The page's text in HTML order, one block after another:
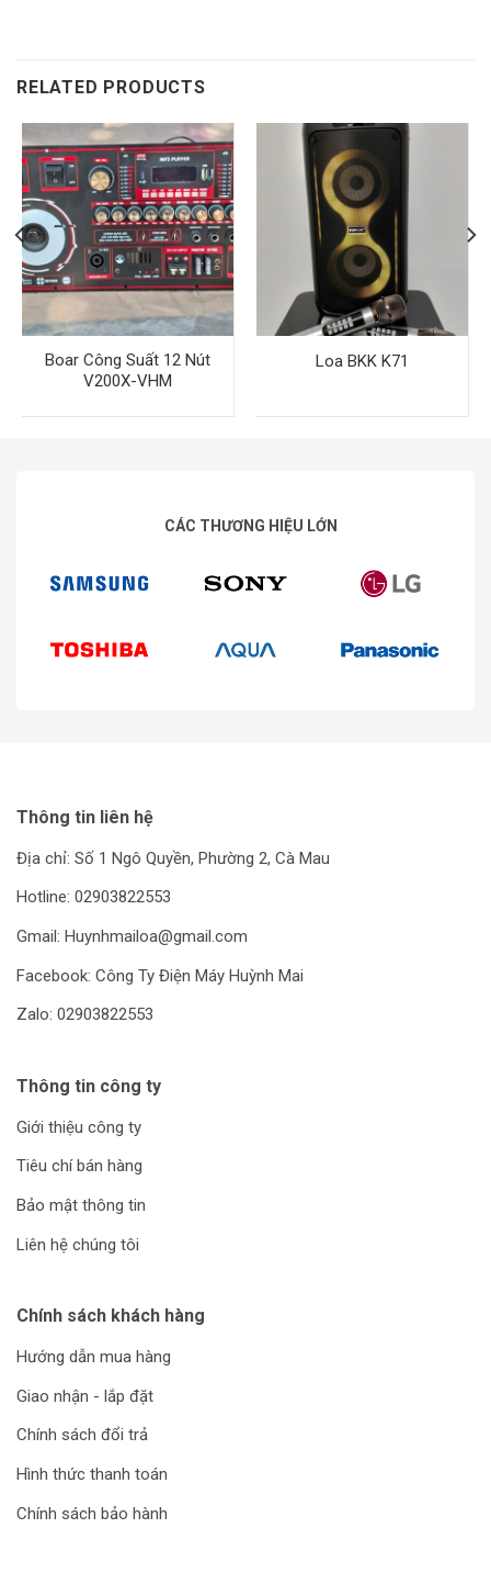
RELATED PRODUCTS
Boar Công Suất 12 Nút
V200X-VHM
Loa BKK K71
CÁC THƯƠNG HIỆU LỚN
Thông tin liên hệ
Địa chỉ: Số 1 Ngô Quyền, Phường 2, Cà Mau
Hotline: 02903822553
Gmail: Huynhmailoa@gmail.com
Facebook: Công Ty Điện Máy Huỳnh Mai
Zalo: 02903822553
Thông tin công ty
Giới thiệu công ty
Tiêu chí bán hàng
Bảo mật thông tin
Liên hệ chúng tôi
Chính sách khách hàng
Hướng dẫn mua hàng
Giao nhận - lắp đặt
Chính sách đổi trả
Hình thức thanh toán
Chính sách bảo hành